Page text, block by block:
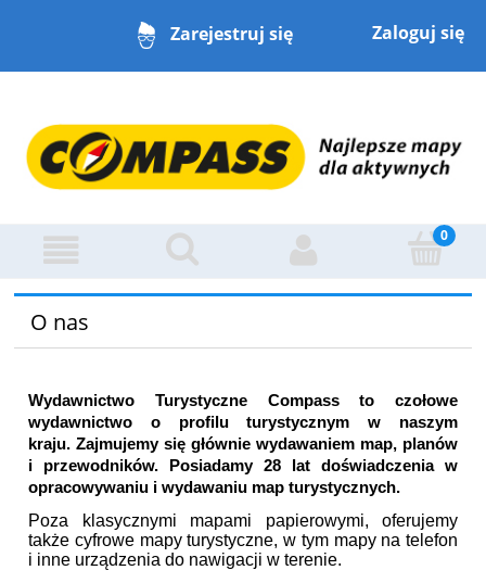
Zarejestruj się Zaloguj się
O nas
Wydawnictwo Turystyczne Compass to czołowe
wydawnictwo o profilu turystycznym w naszym
kraju. Zajmujemy się głównie wydawaniem map, planów
i przewodników. Posiadamy 28 lat doświadczenia w
opracowywaniu i wydawaniu map turystycznych.
Poza klasycznymi mapami papierowymi, oferujemy
także cyfrowe mapy turystyczne, w tym mapy na telefon
i inne urządzenia do nawigacji w terenie.